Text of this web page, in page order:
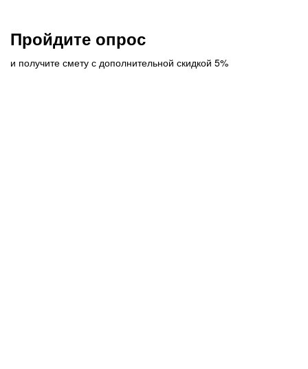
Пройдите опрос
и получите смету с дополнительной скидкой 5%